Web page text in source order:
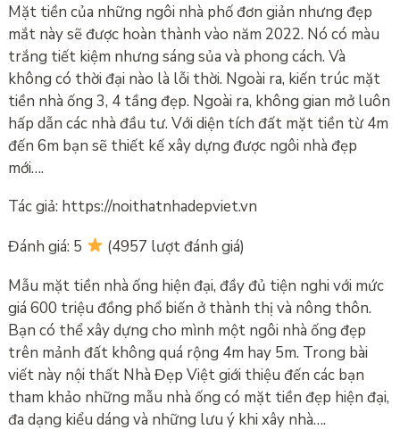
Mặt tiền của những ngôi nhà phố đơn giản nhưng đẹp
mắt này sẽ được hoàn thành vào năm 2022. Nó có màu
trắng tiết kiệm nhưng sáng sủa và phong cách. Và
không có thời đại nào là lỗi thời. Ngoài ra, kiến ​​trúc mặt
tiền nhà ống 3, 4 tầng đẹp. Ngoài ra, không gian mở luôn
hấp dẫn các nhà đầu tư. Với diện tích đất mặt tiền từ 4m
đến 6m bạn sẽ thiết kế xây dựng được ngôi nhà đẹp
mới….
Tác giả: https://noithatnhadepviet.vn
Đánh giá: 5
(4957 lượt đánh giá)
Mẫu mặt tiền nhà ống hiện đại, đầy đủ tiện nghi với mức
giá 600 triệu đồng phổ biến ở thành thị và nông thôn.
Bạn có thể xây dựng cho mình một ngôi nhà ống đẹp
trên mảnh đất không quá rộng 4m hay 5m. Trong bài
viết này nội thất Nhà Đẹp Việt giới thiệu đến các bạn
tham khảo những mẫu nhà ống có mặt tiền đẹp hiện đại,
đa dạng kiểu dáng và những lưu ý khi xây nhà….